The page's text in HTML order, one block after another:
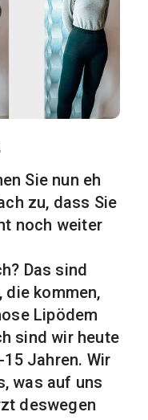
Sie nun eh
zu, dass Sie
noch weiter
Das sind
die kommen,
Lipödem
sind wir heute
Jahren. Wir
was auf uns
deswegen